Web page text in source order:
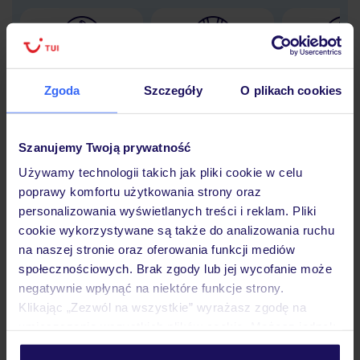
Zgoda Szczegóły O plikach cookies
Szanujemy Twoją prywatność
Używamy technologii takich jak pliki cookie w celu
poprawy komfortu użytkowania strony oraz
personalizowania wyświetlanych treści i reklam. Pliki
cookie wykorzystywane są także do analizowania ruchu
na naszej stronie oraz oferowania funkcji mediów
społecznościowych. Brak zgody lub jej wycofanie może
negatywnie wpłynąć na niektóre funkcje strony.
Klikając „Zezwól na wszystkie” wyrażasz zgodę na
personalizować swój wybór wchodząc w zakładkę
Hotel
Pokoje
Wyżywienie